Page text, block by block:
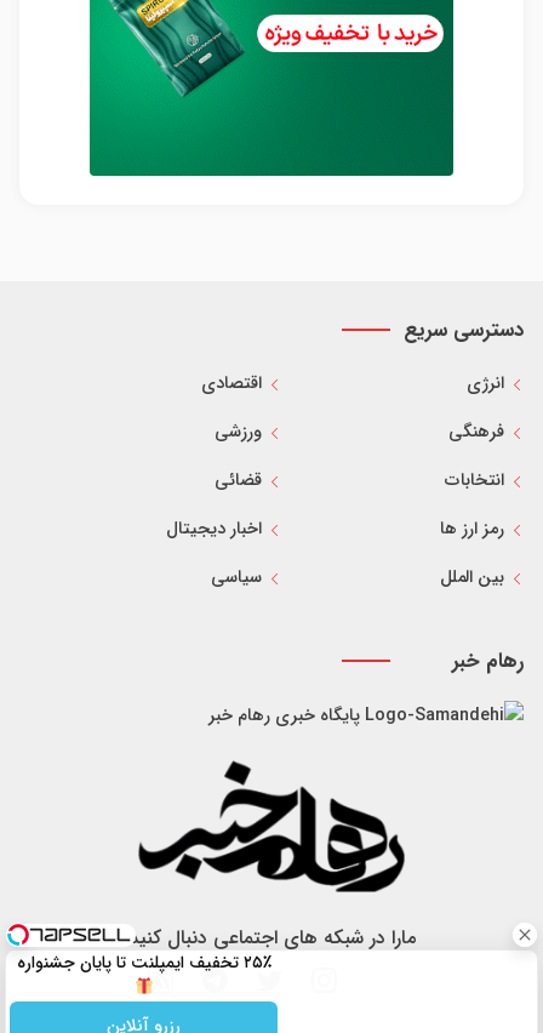
دسترسی سریع
انرژی
اقتصادی
فرهنگی
ورزشی
انتخابات
قضائی
رمز ارز ها
اخبار دیجیتال
بین الملل
سیاسی
رهام خبر
پایگاه خبری رهام خبر
مارا در شبکه های اجتماعی دنبال کنید
۲۵٪ تخفیف ایمپلنت تا پایان جشنواره
رزرو آنلاین